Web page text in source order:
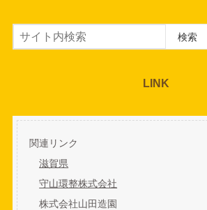
検索 検索
LINK
関連リンク
滋賀県
守山環整株式会社
株式会社山田造園